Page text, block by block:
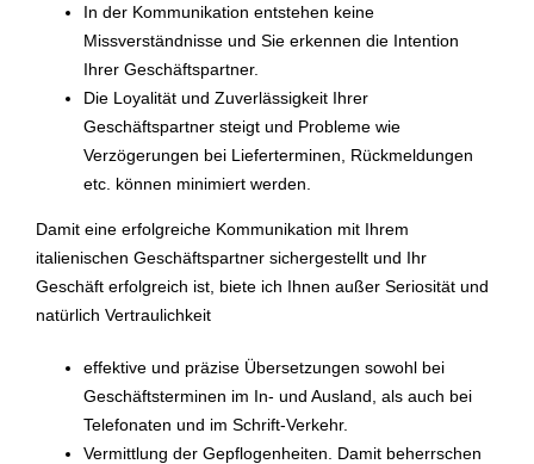
In der Kommunikation entstehen keine
Missverständnisse und Sie erkennen die Intention
Ihrer Geschäftspartner.
Die Loyalität und Zuverlässigkeit Ihrer
Geschäftspartner steigt und Probleme wie
Verzögerungen bei Lieferterminen, Rückmeldungen
etc. können minimiert werden.
Damit eine erfolgreiche Kommunikation mit Ihrem
italienischen Geschäftspartner sichergestellt und Ihr
Geschäft erfolgreich ist, biete ich Ihnen außer Seriosität und
natürlich Vertraulichkeit
effektive und präzise Übersetzungen sowohl bei
Geschäftsterminen im In- und Ausland, als auch bei
Telefonaten und im Schrift-Verkehr.
Vermittlung der Gepflogenheiten. Damit beherrschen